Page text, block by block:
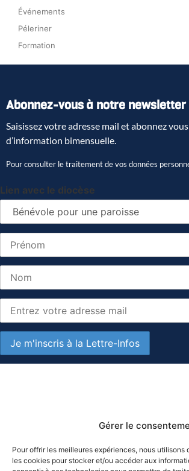
Gérer le
Pour offrir les meilleures expériences, nous
les cookies pour stocker et/ou accéder aux
Événements
Péleriner
Formation
Abonnez-vous à notre newsletter
Saisissez votre adresse mail et abonnez
d’information bimensuelle.
Pour consulter le traitement de vos données
Lien avec le diocèse